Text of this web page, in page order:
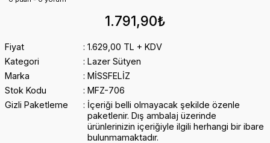
1.791,90₺
Fiyat
1.629,00 TL + KDV
Kategori
Lazer Sütyen
Marka
MİSSFELİZ
Stok Kodu
MFZ-706
Gizli Paketleme
İçeriği belli olmayacak şekilde özenle
paketlenir. Dış ambalaj üzerinde
ürünlerinizin içeriğiyle ilgili herhangi bir ibare
bulunmamaktadır.